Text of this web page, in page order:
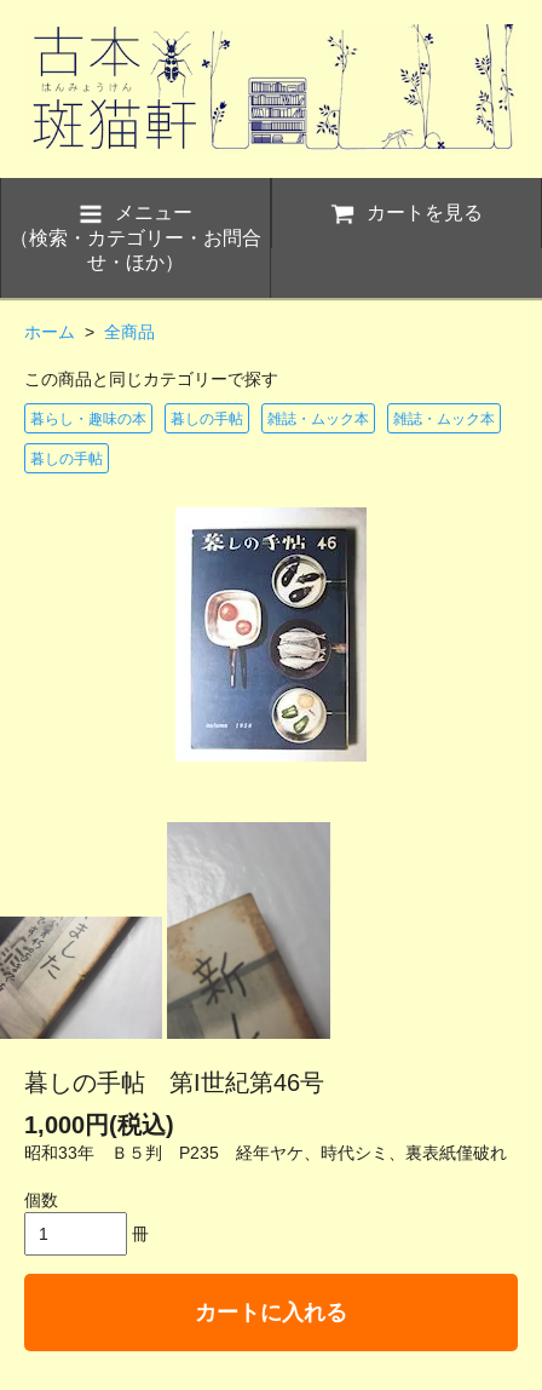
メニュー
（検索・カテゴリー・お問合
せ・ほか）
カートを見る
ホーム > 全商品
この商品と同じカテゴリーで探す
暮らし・趣味の本 暮しの手帖 雑誌・ムック本 雑誌・ムック本
暮しの手帖
暮しの手帖 第I世紀第46号
1,000円(税込)
昭和33年 Ｂ５判 P235 経年ヤケ、時代シミ、裏表紙僅破れ
個数
冊
カートに入れる